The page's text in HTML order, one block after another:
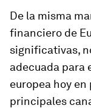
De la misma
financiero de
significativas,
adecuada para
europea hoy
principales